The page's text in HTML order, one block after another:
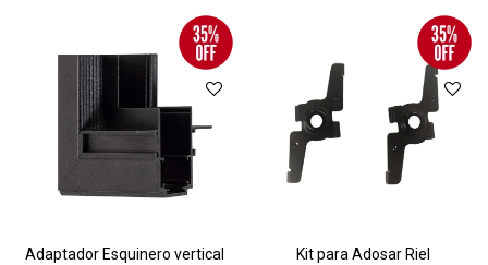
Adaptador Esquinero vertical
Kit para Adosar Riel